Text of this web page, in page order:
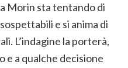
Morin sta tentando di
e si anima di
L’indagine la porterà,
e a qualche decisione